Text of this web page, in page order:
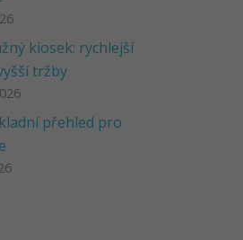
kiosek: rychlejší
tržby
přehled pro